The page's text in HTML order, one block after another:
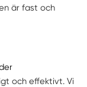
är fast och
och effektivt. Vi